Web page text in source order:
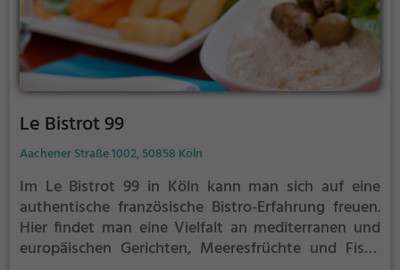
Le Bistrot 99
Aachener Straße 1002, 50858 Köln
Im Le Bistrot 99 in Köln kann man sich auf eine
authentische französische Bistro-Erfahrung freuen.
Hier findet man eine Vielfalt an mediterranen und
europäischen Gerichten, Meeresfrüchte und Fisch